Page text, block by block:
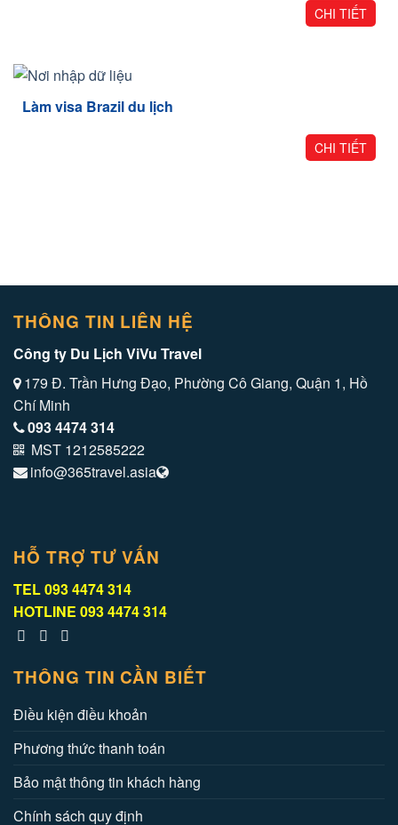
CHI TIẾT
Làm visa Brazil du lịch
CHI TIẾT
THÔNG TIN LIÊN HỆ
Công ty Du Lịch ViVu Travel
179 Đ. Trần Hưng Đạo, Phường Cô Giang, Quận 1, Hồ
Chí Minh
093 4474 314
MST 1212585222
info@365travel.asia
HỖ TRỢ TƯ VẤN
TEL093 4474 314
HOTLINE 093 4474 314
THÔNG TIN CẦN BIẾT
Điều kiện điều khoản
Phương thức thanh toán
Bảo mật thông tin khách hàng
Chính sách quy định